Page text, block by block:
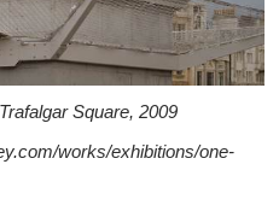
Square, 2009
works/exhibitions/one-